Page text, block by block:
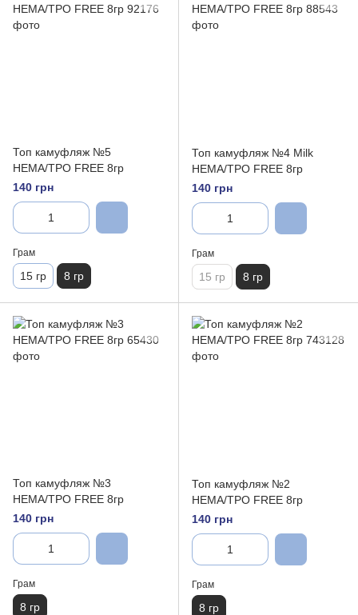
Топ камуфляж №5
HEMA/TPO FREE 8гр
140 грн
Грам
15 гр 8 гр
Топ камуфляж №4 Milk
HEMA/TPO FREE 8гр
140 грн
Грам
15 гр 8 гр
Топ камуфляж №3
HEMA/TPO FREE 8гр
140 грн
Грам
8 гр
Топ камуфляж №2
HEMA/TPO FREE 8гр
140 грн
Грам
8 гр